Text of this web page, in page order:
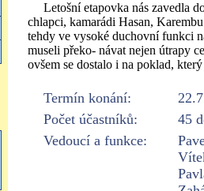
Letošní etapovka nás zavedla
chlapci, kamarádi Hasan,
tehdy ve vysoké duchovní funkci
museli překo- návat nejen útrapy
ovšem se dostalo i na poklad,
Termín konání:
Počet účastníků:
45
Vedoucí a funkce: